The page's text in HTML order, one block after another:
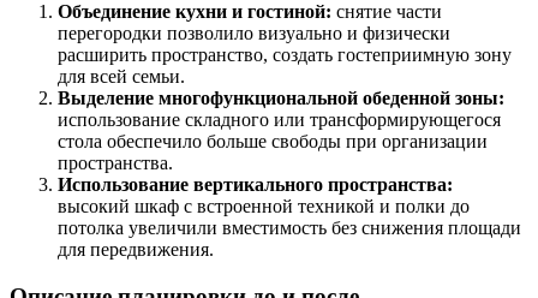
Объединение кухни и гостиной: снятие части
перегородки позволило визуально и физически
расширить пространство, создать гостеприимную зону
для всей семьи.
Выделение многофункциональной обеденной зоны:
использование складного или трансформирующегося
стола обеспечило больше свободы при организации
пространства.
Использование вертикального пространства:
высокий шкаф с встроенной техникой и полки до
потолка увеличили вместимость без снижения площади
для передвижения.